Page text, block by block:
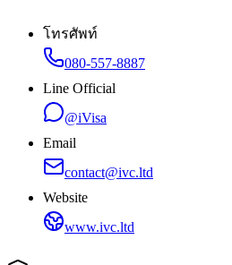
โทรศัพท์
080-557-8887
Line Official
@iVisa
Email
contact@ivc.ltd
Website
www.ivc.ltd